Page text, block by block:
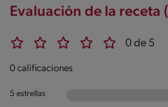
Evaluación de la receta
0 de 5
0 calificaciones
5 estrellas